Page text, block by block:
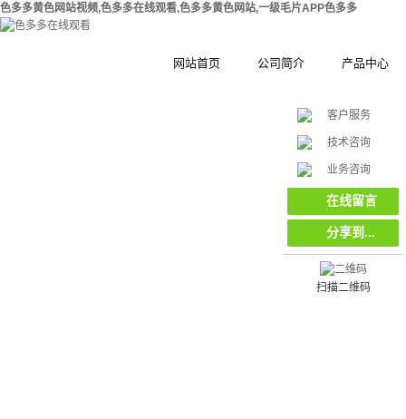
色多多黄色网站视频,色多多在线观看,色多多黄色网站,一级毛片APP色多多
网站首页 公司简介
合作伙伴
产品中心
挡
木塑拼装式围
集装箱集成房
工地工程施工
栏栅栏
环保复合材料
客户服务
技术咨询
业务咨询
在线留言
分享到...
扫描二维码